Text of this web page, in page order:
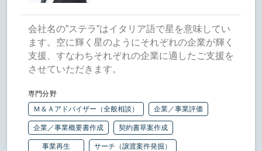
会社名の”ステラ”はイタリア語で星を意味してい
ます。空に輝く星のようにそれぞれの企業が輝く
支援、すなわちそれぞれの企業に適したご支援を
させていただきます。
専門分野
Ｍ＆Ａアドバイザー（全般相談）
企業／事業評価
企業／事業概要書作成 契約書草案作成
事業再生 サーチ（譲渡案件発掘）